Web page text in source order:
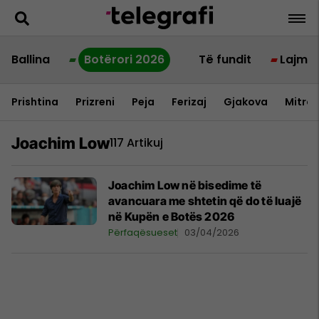
Ballina Botërori 2026 Të fundit Lajme
Prishtina Prizreni Peja Ferizaj Gjakova
Joachim Low117 Artikuj
Joachim Low në bisedime të
avancuara me shtetin që do të luajë
në Kupën e Botës 2026
Përfaqësueset 03/04/2026